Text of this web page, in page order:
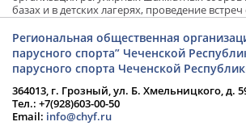
базах и в детских лагерях, проведение
шахматистами; корпоративное обучение;
форме вебинаров и индивидуальных
российских и международных тренеров,
онлайн трансляция мероприятий и турниров.
Региональная общественная
парусного спорта” Чеченской
парусного спорта Чеченской
364013, г. Грозный, ул. Б. Хмельницкого, д.
Тел.: +7(928)603-00-50
Email: info@chyf.ru